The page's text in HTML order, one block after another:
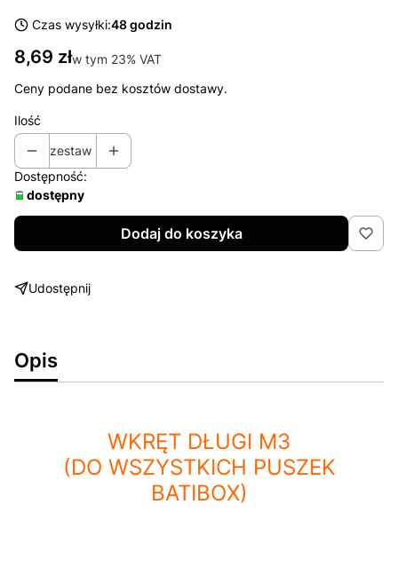
Czas wysyłki:48 godzin
Cena
8,69 złw tym 23% VAT
w tym 23% VAT
Ceny podane bez kosztów dostawy.
Ilość
zestaw
Dostępność:
dostępny
Dodaj do koszyka
Udostępnij
Opis
WKRĘT DŁUGI M3
(DO WSZYSTKICH PUSZEK
BATIBOX)